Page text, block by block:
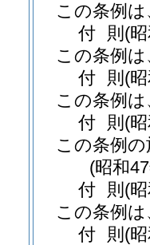
この条例
付 則 (
この条例
付 則 (
この条例
付 則 (
この条例
(昭和
付 則 (
この条例
付 則 (